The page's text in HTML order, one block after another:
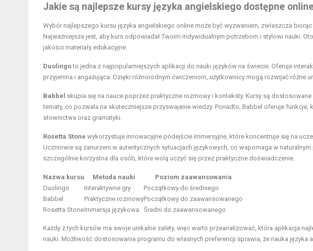
Jakie są najlepsze kursy języka angielskiego dostępne
Wybór najlepszego kursu języka angielskiego online może być wyzwaniem, zwłaszcza
Najważniejsze jest, aby kurs odpowiadał Twoim indywidualnym potrzebom i stylowi nauki.
jakości materiały edukacyjne.
Duolingoto jedna z najpopularniejszych aplikacji do nauki języków na świecie. Oferuje
przyjemna i angażująca. Dzięki różnorodnym ćwiczeniom, użytkownicy mogą rozwijać różne
Babbel skupia się na nauce poprzez praktyczne rozmowy i konteksty. Kursy są
tematy, co pozwala na skuteczniejsze przyswajanie wiedzy. Ponadto, Babbel oferuje
słownictwa oraz gramatyki.
Rosetta Stone wykorzystuje innowacyjne podejście immersyjne, które koncentruje się na
Uczniowie są zanurzeni w autentycznych sytuacjach językowych, co wspomaga w
szczególnie korzystna dla osób, które wolą uczyć się przez praktyczne doświadczenie.
Nazwa kursu Metoda nauki
Poziom zaawansowania
Duolingo
Interaktywne gry
Początkowy do średniego
Babbel
Praktyczne rozmowyPoczątkowy do zaawansowanego
Rosetta StoneImmersja językowa Średni do zaawansowanego
Każdy z tych kursów ma swoje unikalne zalety, więc warto przeanalizować, która aplikacja
nauki. Możliwość dostosowania programu do własnych preferencji sprawia, że nauka języka